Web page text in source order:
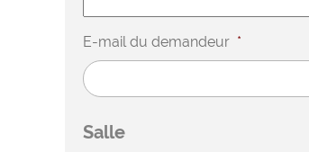
E-mail du demandeur *
Salle